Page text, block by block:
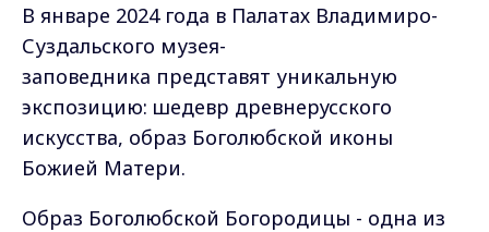
В январе 2024 года в Палатах Владимиро-
Суздальского музея-
заповедника представят уникальную
экспозицию: шедевр древнерусского
искусства, образ Боголюбской иконы
Божией Матери.
Образ Боголюбской Богородицы - одна из